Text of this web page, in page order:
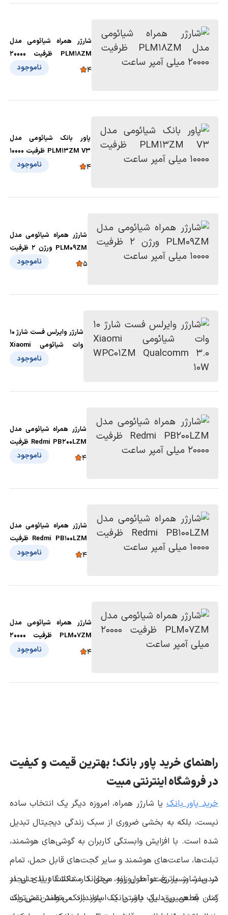
شارژر همراه شیائومی مدل
PLM18ZM ظرفیت 20000
میلی آمپر ساعت
4 ناموجود
پاور بانک شیائومی مدل
PLM13ZM V3 ظرفیت 10000
میلی آمپر ساعت
4 ناموجود
شارژر همراه شیائومی مدل
PLM09ZM ورژن 2 ظرفیت
10000 میلی آمپر ساعت
5 ناموجود
شارژر وایرلس فست شارژ 10
وات شیائومی Xiaomi
WPC01ZM Qualcomm
ناموجود
شارژر همراه شیائومی مدل
Redmi PB200LZM ظرفیت
20000 میلی آمپر ساعت
4 ناموجود
شارژر همراه شیائومی مدل
Redmi PB100LZM ظرفیت
10000 میلی آمپر ساعت
4 ناموجود
شارژر همراه شیائومی مدل
PLM07ZM ظرفیت 20000
میلی‌ آمپر ساعت
4 ناموجود
راهنمای خرید پاور بانک؛ بهترین قیمت و کیفیت
در فروشگاه اینترنتی مبیت
خرید پاور بانکیا شارژر همراه، امروزه دیگر یک انتخاب ساده
نیست، بلکه به بخشی ضروری از سبک زندگی دیجیتال تبدیل
شده است. با افزایش وابستگی کاربران به گوشی‌های هوشمند،
تبلت‌ها، ساعت‌های هوشمند و سایر گجت‌های قابل حمل، تمام
شدن شارژ باتری در طول روز می‌تواند مشکلات زیادی ایجاد
کند. به همین دلیل داشتن یک پاور بانک مطمئن می‌تواند
در سفر، مسیر رفت‌وآمد روزانه، محل کار، دانشگاه یا حتی در
زمان قطعی برق، یک پاور بانک استاندارد می‌تواند نقش یک